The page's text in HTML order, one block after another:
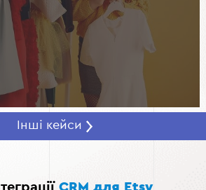
Інші кейси
CRM для Etsy